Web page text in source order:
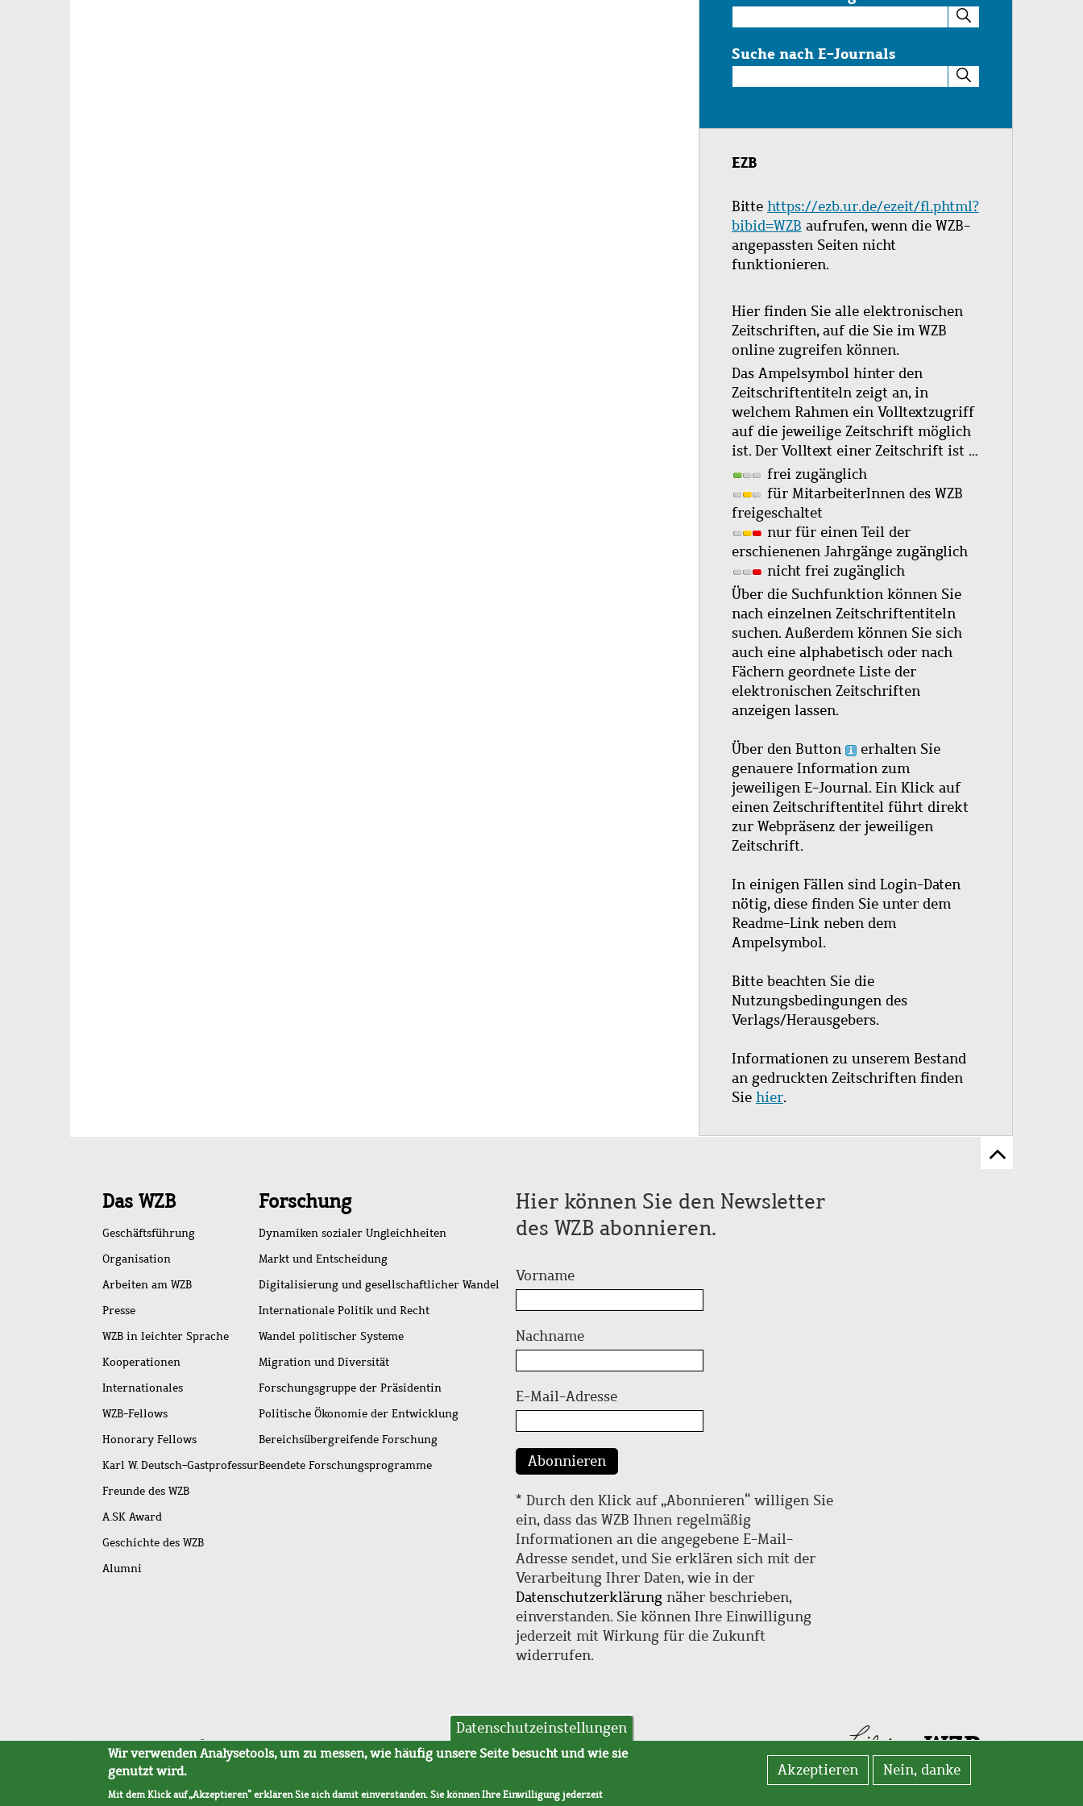
im
Katalog
Suche nach E-Journals
nach
Journals
EZB
Bitte https://ezb.ur.de/ezeit/fl.phtml?
bibid=WZB aufrufen, wenn die WZB-
angepassten Seiten nicht
funktionieren.
Hier finden Sie alle elektronischen
Zeitschriften, auf die Sie im WZB
online zugreifen können.
Das Ampelsymbol hinter den
Zeitschriftentiteln zeigt an, in
welchem Rahmen ein Volltextzugriff
auf die jeweilige Zeitschrift möglich
ist. Der Volltext einer Zeitschrift ist …
frei zugänglich
für MitarbeiterInnen des WZB
freigeschaltet
nur für einen Teil der
erschienenen Jahrgänge zugänglich
nicht frei zugänglich
Über die Suchfunktion können Sie
nach einzelnen Zeitschriftentiteln
suchen. Außerdem können Sie sich
auch eine alphabetisch oder nach
Fächern geordnete Liste der
elektronischen Zeitschriften
anzeigen lassen.
Über den Button
erhalten Sie
genauere Information zum
jeweiligen E-Journal. Ein Klick auf
einen Zeitschriftentitel führt direkt
zur Webpräsenz der jeweiligen
Zeitschrift.
In einigen Fällen sind Login-Daten
nötig, diese finden Sie unter dem
Readme-Link neben dem
Ampelsymbol.
Bitte beachten Sie die
Nutzungsbedingungen des
Verlags/Herausgebers.
Informationen zu unserem Bestand
an gedruckten Zeitschriften finden
Sie hier.
Zum
Schnellzugriff
Das WZB
Geschäftsführung
Organisation
Arbeiten am WZB
Presse
WZB in leichter Sprache
Kooperationen
Internationales
WZB-Fellows
Honorary Fellows
Karl W. Deutsch-Gastprofessur
Freunde des WZB
A.SK Award
Geschichte des WZB
Alumni
Forschung
Dynamiken sozialer Ungleichheiten
Markt und Entscheidung
Digitalisierung und gesellschaftlicher Wandel
Internationale Politik und Recht
Wandel politischer Systeme
Migration und Diversität
Forschungsgruppe der Präsidentin
Politische Ökonomie der Entwicklung
Bereichsübergreifende Forschung
Beendete Forschungsprogramme
Hier können Sie den Newsletter
des WZB abonnieren.
Vorname
Nachname
E-Mail-Adresse
Abonnieren
* Durch den Klick auf „Abonnieren“ willigen Sie
ein, dass das WZB Ihnen regelmäßig
Informationen an die angegebene E-Mail-
Adresse sendet, und Sie erklären sich mit der
Verarbeitung Ihrer Daten, wie in der
Datenschutzerklärung näher beschrieben,
einverstanden. Sie können Ihre Einwilligung
jederzeit mit Wirkung für die Zukunft
widerrufen.
Fußleistenmenü
SitemapBarrierefreiheitImpressumDatenschutzAVB
Datenschutzeinstellungen
Wir verwenden Analysetools, um zu messen, wie häufig unsere Seite besucht und wie sie
genutzt wird.
Mit dem Klick auf „Akzeptieren“ erklären Sie sich damit einverstanden. Sie können Ihre Einwilligung jederzeit
Akzeptieren Nein, danke